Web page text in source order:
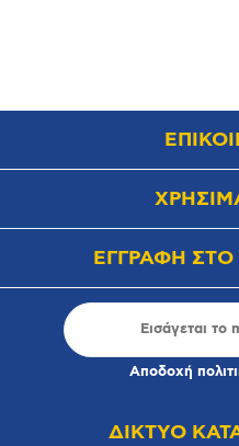
ΕΓΓΡΑΦΗ ΣΤΟ
Αποδοχή
ΔΙΚΤΥΟ